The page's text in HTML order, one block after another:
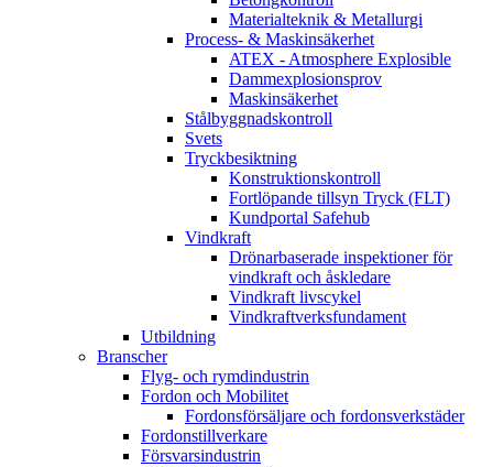
Materialteknik & Metallurgi
Process- & Maskinsäkerhet
ATEX - Atmosphere Explosible
Dammexplosionsprov
Maskinsäkerhet
Stålbyggnadskontroll
Svets
Tryckbesiktning
Konstruktionskontroll
Fortlöpande tillsyn Tryck (FLT)
Kundportal Safehub
Vindkraft
Drönarbaserade inspektioner för
vindkraft och åskledare
Vindkraft livscykel
Vindkraftverksfundament
Utbildning
Branscher
Flyg- och rymdindustrin
Fordon och Mobilitet
Fordonsförsäljare och fordonsverkstäder
Fordonstillverkare
Försvarsindustrin